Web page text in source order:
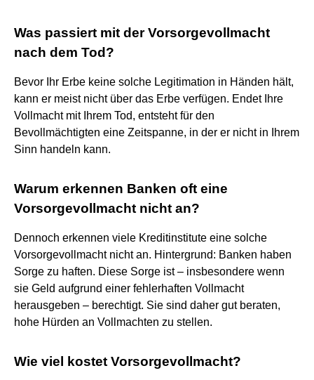
Was passiert mit der Vorsorgevollmacht
nach dem Tod?
Bevor Ihr Erbe keine solche Legitimation in Händen hält,
kann er meist nicht über das Erbe verfügen. Endet Ihre
Vollmacht mit Ihrem Tod, entsteht für den
Bevollmächtigten eine Zeitspanne, in der er nicht in Ihrem
Sinn handeln kann.
Warum erkennen Banken oft eine
Vorsorgevollmacht nicht an?
Dennoch erkennen viele Kreditinstitute eine solche
Vorsorgevollmacht nicht an. Hintergrund: Banken haben
Sorge zu haften. Diese Sorge ist – insbesondere wenn
sie Geld aufgrund einer fehlerhaften Vollmacht
herausgeben – berechtigt. Sie sind daher gut beraten,
hohe Hürden an Vollmachten zu stellen.
Wie viel kostet Vorsorgevollmacht?